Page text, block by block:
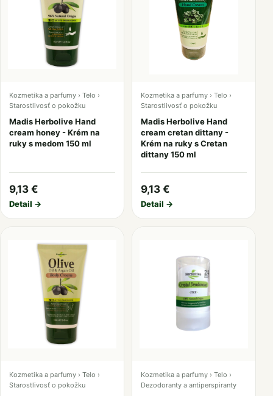
Kozmetika a parfumy › Telo ›
Starostlivosť o pokožku
Madis Herbolive Hand
cream honey - Krém na
ruky s medom 150 ml
9,13 €
Detail →
Kozmetika a parfumy › Telo ›
Starostlivosť o pokožku
Madis Herbolive Hand
cream cretan dittany -
Krém na ruky s Cretan
dittany 150 ml
9,13 €
Detail →
Kozmetika a parfumy › Telo ›
Starostlivosť o pokožku
Kozmetika a parfumy › Telo ›
Dezodoranty a antiperspiranty